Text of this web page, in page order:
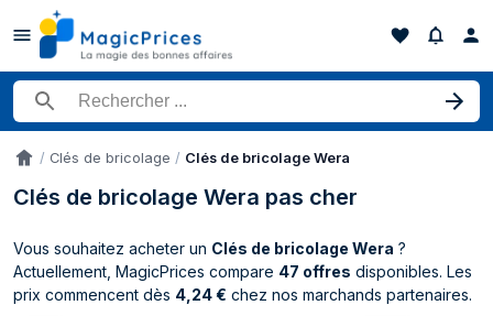
Rechercher un produit
AccueilClés de bricolage Clés de bricolage Wera
Clés de bricolage Wera pas cher
Vous souhaitez acheter un Clés de bricolage Wera ?
Actuellement, MagicPrices compare 47 offres disponibles. Les
prix commencent dès 4,24 € chez nos marchands partenaires.